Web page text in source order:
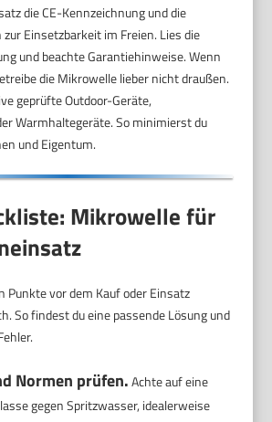
die CE-Kennzeichnung und die
Einsetzbarkeit im Freien. Lies die
und beachte Garantiehinweise. Wenn
die Mikrowelle lieber nicht draußen.
geprüfte Outdoor-Geräte,
Warmhaltegeräte. So minimierst du
und Eigentum.
Mikrowelle für
Punkte vor dem Kauf oder Einsatz
So findest du eine passende Lösung und
Normen prüfen.Achte auf eine
gegen Spritzwasser, idealerweise